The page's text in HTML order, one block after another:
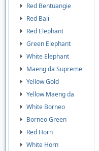
Red Bentuangie
Red Bali
Red Elephant
Green Elephant
White Elephant
Maeng da Supreme
Yellow Gold
Yellow Maeng da
White Borneo
Borneo Green
Red Horn
White Horn